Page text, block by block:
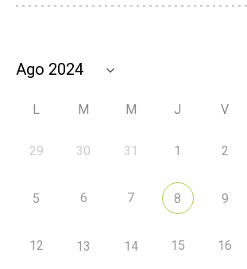
L M M J V
29 30 31 1 2
5 6 7 8 9
12 13 14 15 16